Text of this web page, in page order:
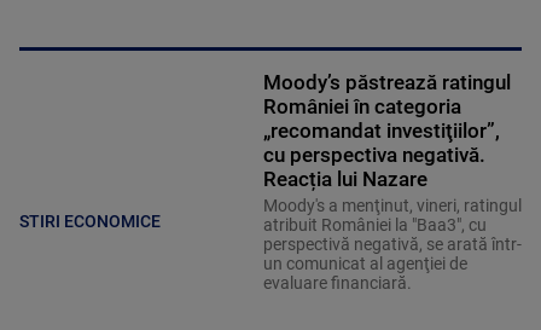
STIRI ECONOMICE
Moody’s păstrează ratingul
României în categoria
„recomandat investiţiilor”,
cu perspectiva negativă.
Reacția lui Nazare
Moody's a menţinut, vineri, ratingul
atribuit României la "Baa3", cu
perspectivă negativă, se arată într-
un comunicat al agenţiei de
evaluare financiară.